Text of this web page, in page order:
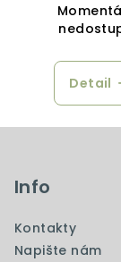
Detail
Info
Kontakty
Napište nám